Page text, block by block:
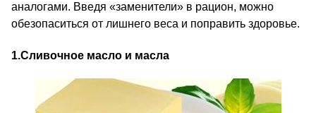
аналогами. Введя «заменители» в рацион, можно
обезопаситься от лишнего веса и поправить здоровье.
1.Сливочное масло и масла